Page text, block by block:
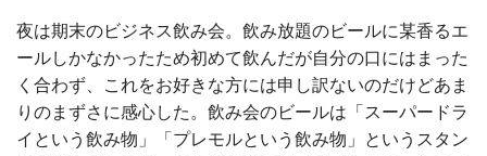
夜は期末のビジネス飲み会。飲み放題のビールに某香るエ
ールしかなかったため初めて飲んだが自分の口にはまった
く合わず、これをお好きな方には申し訳ないのだけどあま
りのまずさに感心した。飲み会のビールは「スーパードラ
イという飲み物」「プレモルという飲み物」というスタン